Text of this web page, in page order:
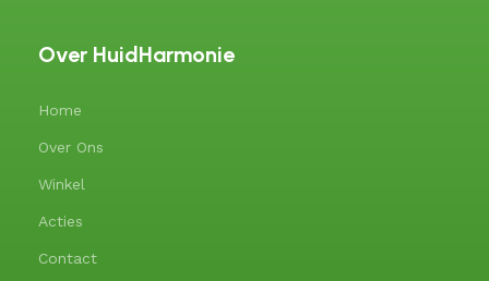
Over HuidHarmonie
Home
Over Ons
Winkel
Acties
Contact